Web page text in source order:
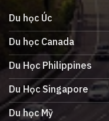
Du học Úc
Du học Canada
Du Học Philippines
Du Học Singapore
Du học Mỹ